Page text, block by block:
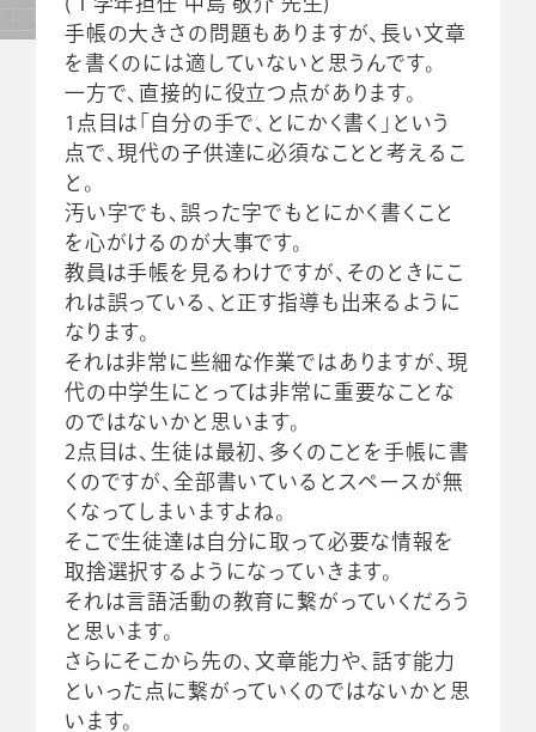
手帳の大きさの問題もありますが、長い文章
を書くのには適していないと思うんです。
一方で、直接的に役立つ点があります。
1点目は「自分の手で、とにかく書く」という
点で、現代の子供達に必須なことと考えるこ
と。
汚い字でも、誤った字でもとにかく書くこと
を心がけるのが大事です。
教員は手帳を見るわけですが、そのときにこ
れは誤っている、と正す指導も出来るように
なります。
それは非常に些細な作業ではありますが、現
代の中学生にとっては非常に重要なことな
のではないかと思います。
2点目は、生徒は最初、多くのことを手帳に書
くのですが、全部書いているとスペースが無
くなってしまいますよね。
そこで生徒達は自分に取って必要な情報を
取捨選択するようになっていきます。
それは言語活動の教育に繋がっていくだろう
と思います。
さらにそこから先の、文章能力や、話す能力
といった点に繋がっていくのではないかと思
います。